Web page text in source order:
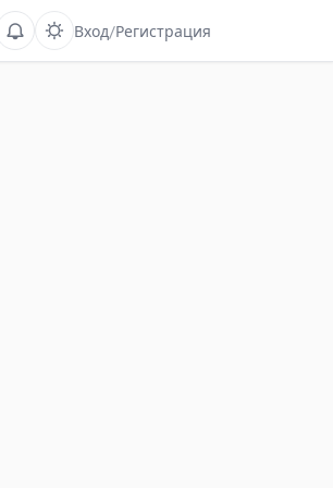
Вход/Регистрация